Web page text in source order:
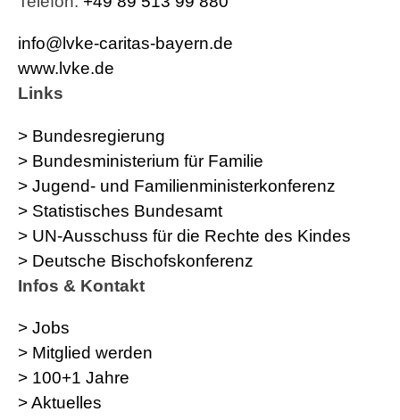
info@lvke-caritas-bayern.de
www.lvke.de
Links
> Bundesregierung
> Bundesministerium für Familie
> Jugend- und Familienministerkonferenz
> Statistisches Bundesamt
> UN-Ausschuss für die Rechte des Kindes
> Deutsche Bischofskonferenz
Infos & Kontakt
> Jobs
> Mitglied werden
> 100+1 Jahre
> Aktuelles